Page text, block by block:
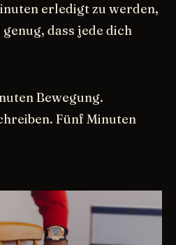
erledigt zu werden,
dass jede dich
Bewegung.
Fünf Minuten